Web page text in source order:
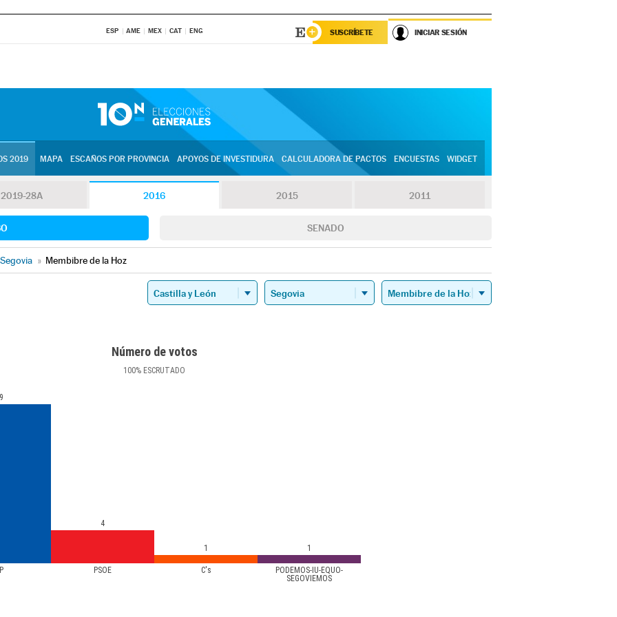
ESP AME MEX CAT ENG SUSCRÍBETE INICIAR SESIÓN
2019 MAPA ESCAÑOS POR PROVINCIA APOYOS DE INVESTIDURA CALCULADORA DE PACTOS ENCUESTAS WIDGET
2019-28A 2016 2015 2011
SENADO
Segovia » Membibre de la Hoz
Número de votos
100% ESCRUTADO
PSOE C's
PODEMOS-IU-EQUO-
SEGOVIEMOS
4
1 1